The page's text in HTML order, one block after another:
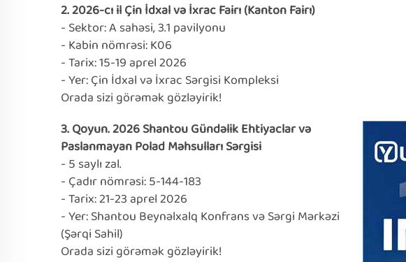
2. 2026-cı il Çin İdxal və İxrac Fairı (Kanton Fairı)
- Sektor: A sahəsi, 3.1 pavilyonu
- Kabin nömrəsi: K06
- Tarix: 15-19 aprel 2026
- Yer: Çin İdxal və İxrac Sərgisi Kompleksi
Orada sizi görəmək gözləyirik!
3. Qoyun. 2026 Shantou Gündəlik Ehtiyaclar və
Paslanmayan Polad Məhsulları Sərgisi
- 5 saylı zal.
- Çadır nömrəsi: 5-144-183
- Tarix: 21-23 aprel 2026
- Yer: Shantou Beynəlxalq Konfrans və Sərgi Mərkəzi
(Şərqi Sahil)
Orada sizi görəmək gözləyirik!